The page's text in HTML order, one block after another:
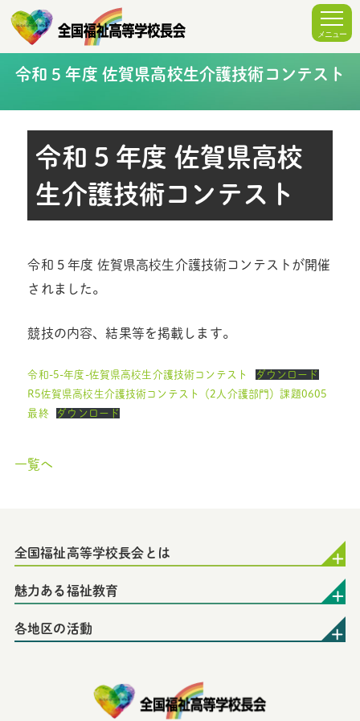
令和 5 年度 佐賀県高校生介護技術コンテスト
令和 5 年度 佐賀県高校
生介護技術コンテスト
令和 5 年度 佐賀県高校生介護技術コンテストが開催
されました。
競技の内容、結果等を掲載します。
令和-5-年度-佐賀県高校生介護技術コンテスト
ダウンロード
R5佐賀県高校生介護技術コンテスト（2人介護部門）課題0605
最終
ダウンロード
一覧へ
全国福祉高等学校長会とは
魅力ある福祉教育
各地区の活動